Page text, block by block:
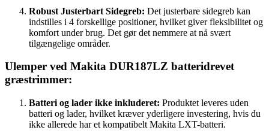
Robust Justerbart Sidegreb: Det justerbare sidegreb kan
indstilles i 4 forskellige positioner, hvilket giver fleksibilitet og
komfort under brug. Det gør det nemmere at nå svært
tilgængelige områder.
Ulemper ved Makita DUR187LZ batteridrevet
græstrimmer:
Batteri og lader ikke inkluderet: Produktet leveres uden
batteri og lader, hvilket kræver yderligere investering, hvis du
ikke allerede har et kompatibelt Makita LXT-batteri.